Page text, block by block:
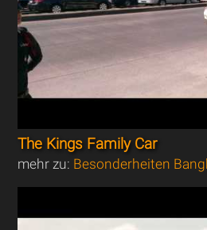
The Kings Family Car
mehr zu: Besonderheiten